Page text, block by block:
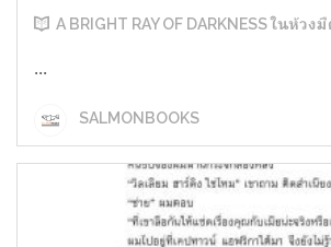
A BRIGHT RAY OF DARKNESS ในห้ว
...
SALMONBOOKS